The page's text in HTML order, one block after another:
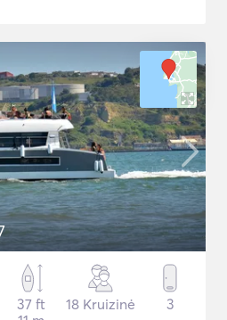
37 ft
18 Kruizinė 3